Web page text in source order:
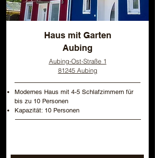
Haus mit Garten
Aubing
Aubing-Ost-Straße 1
81245 Aubing
Modernes Haus mit 4-5 Schlafzimmern für
bis zu 10 Personen
Kapazität: 10 Personen